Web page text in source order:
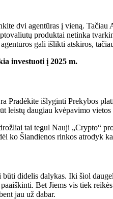
dvi agentūras į vieną. Tačiau
produktai netinka
gali išlikti atskiros,
investuoti į 2025 m.
Pradėkite išlyginti Prekybos
leistų daugiau kvėpavimo vietos
tai tegul Nauji „Crypto“
ko Šiandienos rinkos atrodyk
didelis dalykas. Iki šiol
Bet Jiems vis tiek
jau už dabar.